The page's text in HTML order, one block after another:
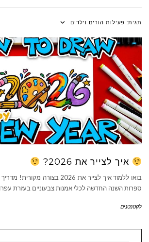
תגית: פעילות הורים וילדים
איך לצייר את 2026?
בואו ללמוד איך לצייר את 2026
ספרות השנה החדשה לכלי אמנות צבעוניים בעזרת
לקטנטנים